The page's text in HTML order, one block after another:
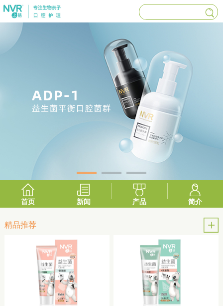
首页 新闻 产品 简介
精品推荐